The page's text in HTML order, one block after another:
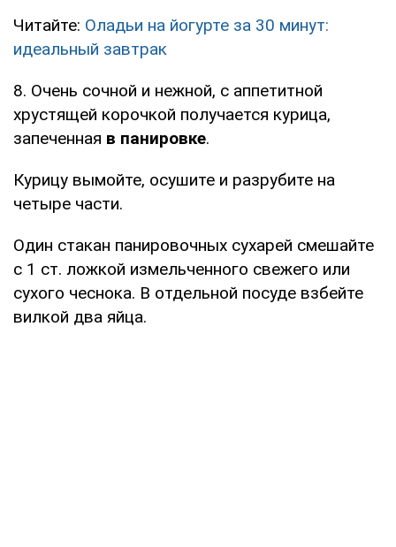
Читайте: Оладьи на йогурте за 30 минут:
идеальный завтрак
8. Очень сочной и нежной, с аппетитной
хрустящей корочкой получается курица,
запеченная в панировке.
Курицу вымойте, осушите и разрубите на
четыре части.
Один стакан панировочных сухарей смешайте
с 1 ст. ложкой измельченного свежего или
сухого чеснока. В отдельной посуде взбейте
вилкой два яйца.